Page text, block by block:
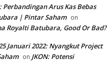
Perbandingan Arus Kas Bebas
| Pintar Saham on
Royalti Batubara, Good Or Bad?
Januari 2022: Nyangkut Project
on JKON: Potensi